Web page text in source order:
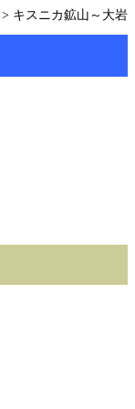
> キスニカ鉱山～大岩